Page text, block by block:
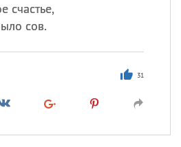
счастье,
сов.
31